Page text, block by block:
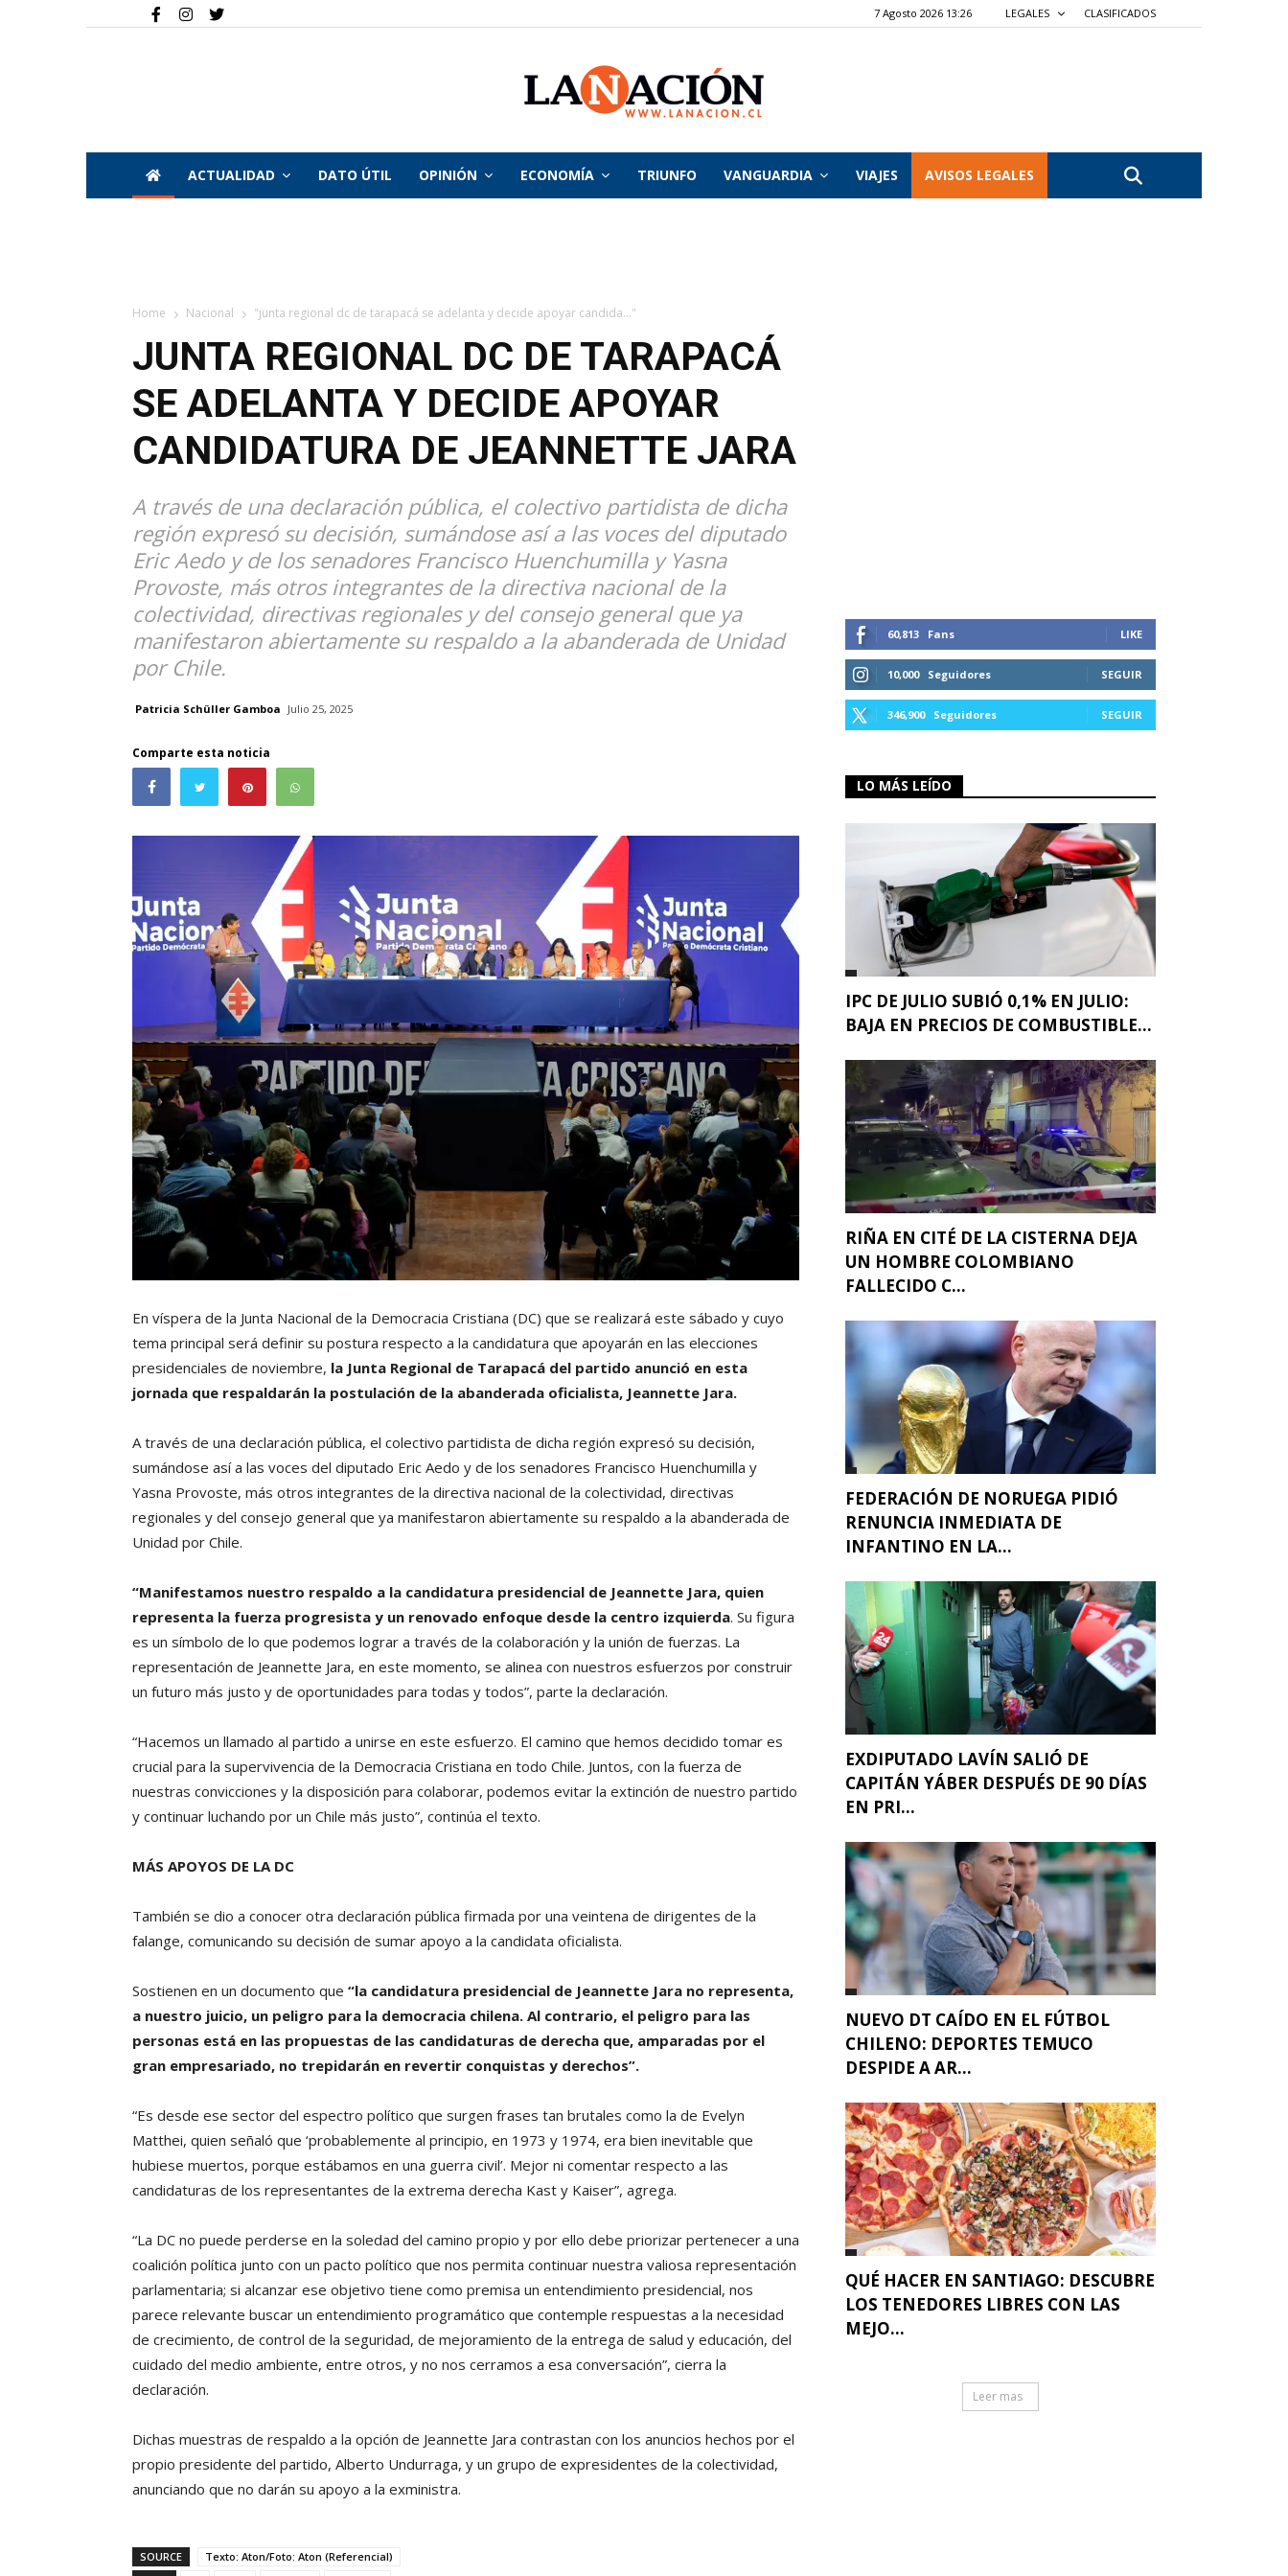
7 Agosto 2026 13:26 LEGALES CLASIFICADOS
La
ACTUALIDAD DATO ÚTIL OPINIÓN ECONOMÍA TRIUNFO VANGUARDIA VIAJES AVISOS LEGALES
Home Nacional "junta regional dc de tarapacá se adelanta y decide apoyar candida..."
JUNTA REGIONAL DC DE TARAPACÁ
SE ADELANTA Y DECIDE APOYAR
CANDIDATURA DE JEANNETTE JARA
A través de una declaración pública, el colectivo partidista de dicha
región expresó su decisión, sumándose así a las voces del diputado
Eric Aedo y de los senadores Francisco Huenchumilla y Yasna
Provoste, más otros integrantes de la directiva nacional de la
colectividad, directivas regionales y del consejo general que ya
manifestaron abiertamente su respaldo a la abanderada de Unidad
por Chile.
Patricia Schüller Gamboa Julio 25, 2025
Comparte esta noticia
En víspera de la Junta Nacional de la Democracia Cristiana (DC) que se realizará este sábado y cuyo
tema principal será definir su postura respecto a la candidatura que apoyarán en las elecciones
presidenciales de noviembre, la Junta Regional de Tarapacá del partido anunció en esta
jornada que respaldarán la postulación de la abanderada oficialista, Jeannette Jara.
A través de una declaración pública, el colectivo partidista de dicha región expresó su decisión,
sumándose así a las voces del diputado Eric Aedo y de los senadores Francisco Huenchumilla y
Yasna Provoste, más otros integrantes de la directiva nacional de la colectividad, directivas
regionales y del consejo general que ya manifestaron abiertamente su respaldo a la abanderada de
Unidad por Chile.
“Manifestamos nuestro respaldo a la candidatura presidencial de Jeannette Jara, quien
representa la fuerza progresista y un renovado enfoque desde la centro izquierda. Su figura
es un símbolo de lo que podemos lograr a través de la colaboración y la unión de fuerzas. La
representación de Jeannette Jara, en este momento, se alinea con nuestros esfuerzos por construir
un futuro más justo y de oportunidades para todas y todos”, parte la declaración.
“Hacemos un llamado al partido a unirse en este esfuerzo. El camino que hemos decidido tomar es
crucial para la supervivencia de la Democracia Cristiana en todo Chile. Juntos, con la fuerza de
nuestras convicciones y la disposición para colaborar, podemos evitar la extinción de nuestro partido
y continuar luchando por un Chile más justo”, continúa el texto.
MÁS APOYOS DE LA DC
También se dio a conocer otra declaración pública firmada por una veintena de dirigentes de la
falange, comunicando su decisión de sumar apoyo a la candidata oficialista.
Sostienen en un documento que “la candidatura presidencial de Jeannette Jara no representa,
a nuestro juicio, un peligro para la democracia chilena. Al contrario, el peligro para las
personas está en las propuestas de las candidaturas de derecha que, amparadas por el
gran empresariado, no trepidarán en revertir conquistas y derechos”.
“Es desde ese sector del espectro político que surgen frases tan brutales como la de Evelyn
Matthei, quien señaló que ‘probablemente al principio, en 1973 y 1974, era bien inevitable que
hubiese muertos, porque estábamos en una guerra civil’. Mejor ni comentar respecto a las
candidaturas de los representantes de la extrema derecha Kast y Kaiser”, agrega.
“La DC no puede perderse en la soledad del camino propio y por ello debe priorizar pertenecer a una
coalición política junto con un pacto político que nos permita continuar nuestra valiosa representación
parlamentaria; si alcanzar ese objetivo tiene como premisa un entendimiento presidencial, nos
parece relevante buscar un entendimiento programático que contemple respuestas a la necesidad
de crecimiento, de control de la seguridad, de mejoramiento de la entrega de salud y educación, del
cuidado del medio ambiente, entre otros, y no nos cerramos a esa conversación”, cierra la
declaración.
Dichas muestras de respaldo a la opción de Jeannette Jara contrastan con los anuncios hechos por el
propio presidente del partido, Alberto Undurraga, y un grupo de expresidentes de la colectividad,
anunciando que no darán su apoyo a la exministra.
SOURCE
Texto: Aton/Foto: Aton (Referencial)
60,813 Fans LIKE
10,000 Seguidores SEGUIR
346,900 Seguidores SEGUIR
LO MÁS LEÍDO
IPC DE JULIO SUBIÓ 0,1% EN JULIO:
BAJA EN PRECIOS DE COMBUSTIBLE...
RIÑA EN CITÉ DE LA CISTERNA DEJA
UN HOMBRE COLOMBIANO
FALLECIDO C...
FEDERACIÓN DE NORUEGA PIDIÓ
RENUNCIA INMEDIATA DE
INFANTINO EN LA...
EXDIPUTADO LAVÍN SALIÓ DE
CAPITÁN YÁBER DESPUÉS DE 90 DÍAS
EN PRI...
NUEVO DT CAÍDO EN EL FÚTBOL
CHILENO: DEPORTES TEMUCO
DESPIDE A AR...
QUÉ HACER EN SANTIAGO: DESCUBRE
LOS TENEDORES LIBRES CON LAS
MEJO...
Leer mas